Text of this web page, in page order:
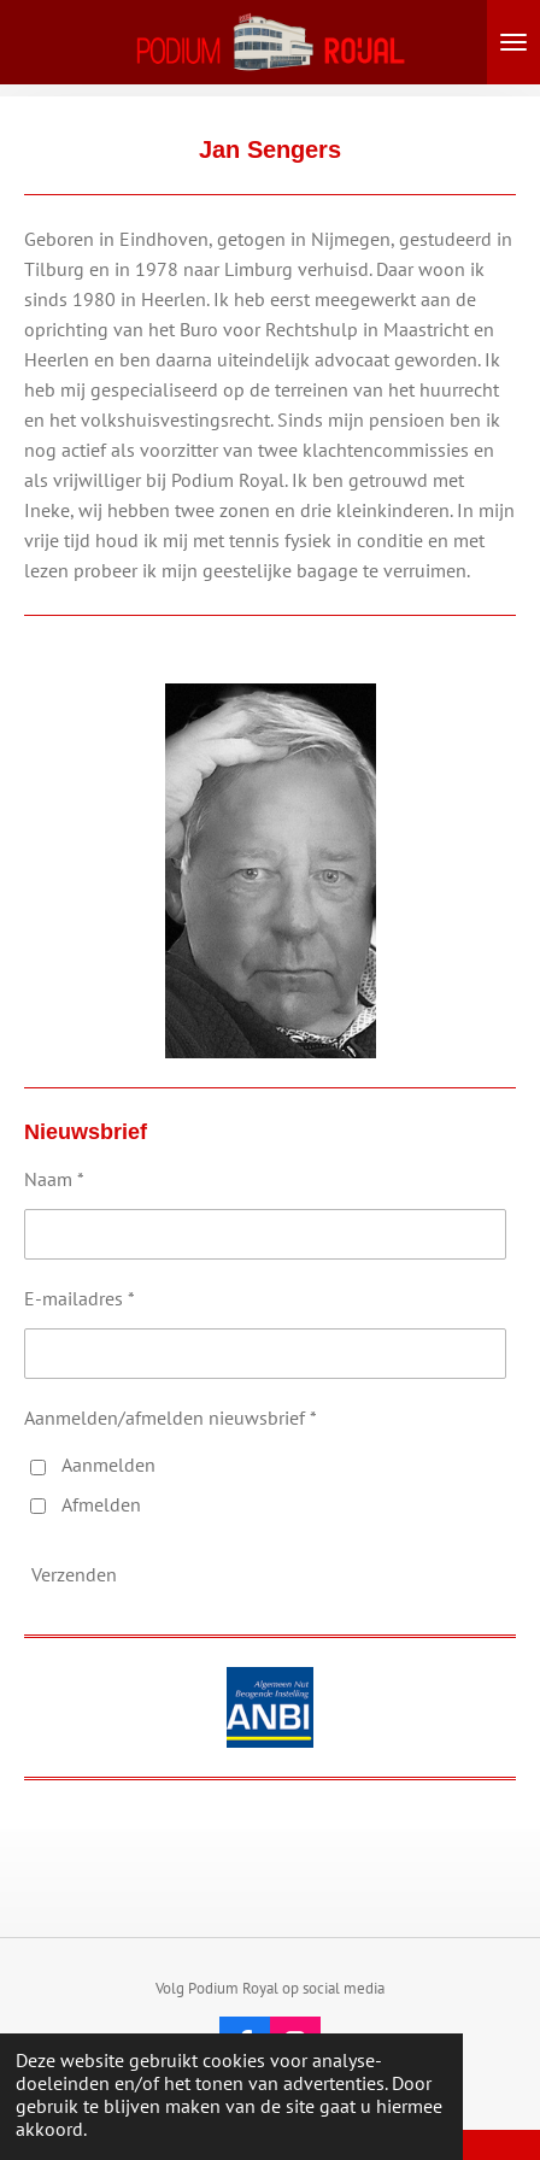
Deze website gebruikt cookies voor analyse-
doeleinden en/of het tonen van advertenties. Door
gebruik te blijven maken van de site gaat u hiermee
akkoord.
naar
Jan Sengers
Geboren in Eindhoven, getogen in Nijmegen, gestudeerd in
Tilburg en in 1978 naar Limburg verhuisd. Daar woon ik
sinds 1980 in Heerlen. Ik heb eerst meegewerkt aan de
oprichting van het Buro voor Rechtshulp in Maastricht en
Heerlen en ben daarna uiteindelijk advocaat geworden. Ik
heb mij gespecialiseerd op de terreinen van het huurrecht
en het volkshuisvestingsrecht. Sinds mijn pensioen ben ik
nog actief als voorzitter van twee klachtencommissies en
als vrijwilliger bij Podium Royal. Ik ben getrouwd met
Ineke, wij hebben twee zonen en drie kleinkinderen. In mijn
vrije tijd houd ik mij met tennis fysiek in conditie en met
lezen probeer ik mijn geestelijke bagage te verruimen.
Nieuwsbrief
Naam *
E-mailadres *
Aanmelden/afmelden nieuwsbrief *
Aanmelden
Afmelden
Verzenden
Volg Podium Royal op social media
F
a
e
n
s
t
© 2023 - 2026 PodiumRoyal